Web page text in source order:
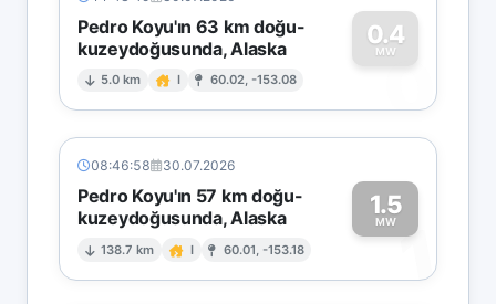
Pedro Koyu'ın 63 km doğu-
kuzeydoğusunda, Alaska
5.0 km I 60.02, -153.08
0.4
MW
0
08:46:58 30.07.2026
Pedro Koyu'ın 57 km doğu-
kuzeydoğusunda, Alaska
138.7 km I 60.01, -153.18
1.5
MW1